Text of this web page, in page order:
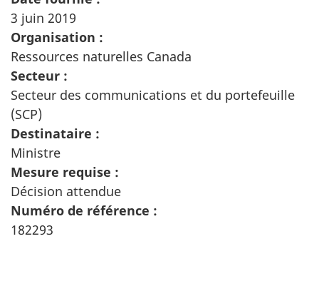
3 juin 2019
Organisation :
Ressources naturelles Canada
Secteur :
Secteur des communications et du portefeuille
(SCP)
Destinataire :
Ministre
Mesure requise :
Décision attendue
Numéro de référence :
182293